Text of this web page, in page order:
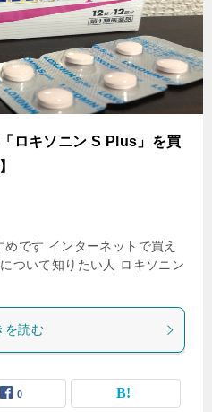
ロキソニン S Plus」を買
です インターネットで買え
ついて知りたい人 ロキソニン
を読む
0